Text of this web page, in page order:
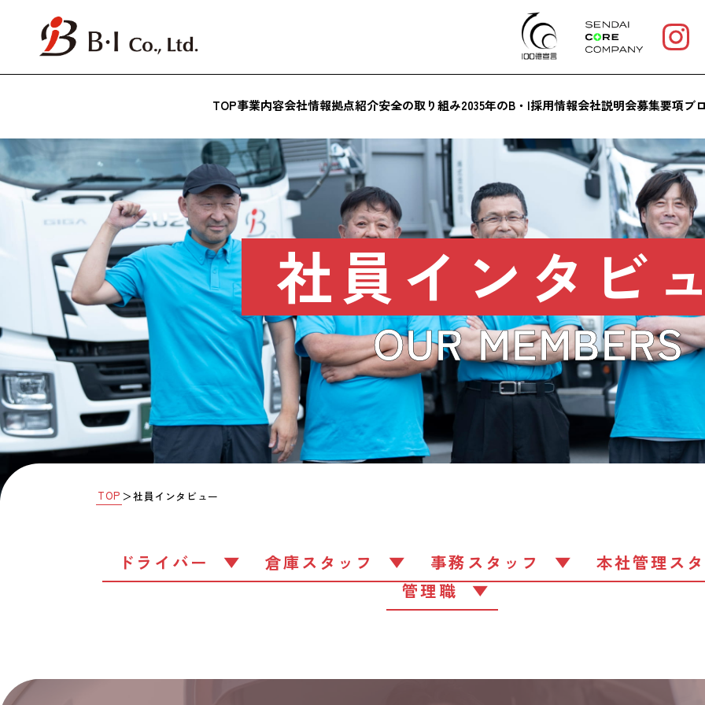
TOP事業内容会社情報拠点紹介安全の取り組み2035年のB・I採用情報会社説明会募集要項ブ
社員インタビ
OUR MEMBERS
TOP ＞社員インタビュー
ドライバー 倉庫スタッフ 事務スタッフ
本社管理ス
管理職